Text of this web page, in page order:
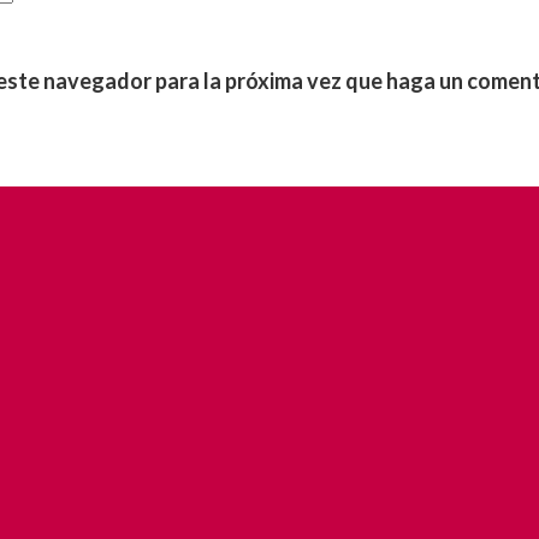
navegador para la próxima vez que haga un